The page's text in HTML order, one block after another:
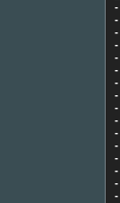
-
-
-
-
-
-
-
-
-
-
-
-
-
-
-
-